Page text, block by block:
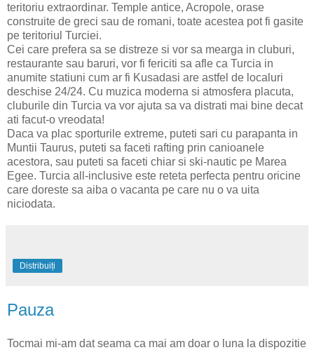
teritoriu extraordinar. Temple antice, Acropole, orase
construite de greci sau de romani, toate acestea pot fi gasite
pe teritoriul Turciei.
Cei care prefera sa se distreze si vor sa mearga in cluburi,
restaurante sau baruri, vor fi fericiti sa afle ca Turcia in
anumite statiuni cum ar fi Kusadasi are astfel de localuri
deschise 24/24. Cu muzica moderna si atmosfera placuta,
cluburile din Turcia va vor ajuta sa va distrati mai bine decat
ati facut-o vreodata!
Daca va plac sporturile extreme, puteti sari cu parapanta in
Muntii Taurus, puteti sa faceti rafting prin canioanele
acestora, sau puteti sa faceti chiar si ski-nautic pe Marea
Egee. Turcia all-inclusive este reteta perfecta pentru oricine
care doreste sa aiba o vacanta pe care nu o va uita
niciodata.
Distribuiți
Pauza
Tocmai mi-am dat seama ca mai am doar o luna la dispozitie